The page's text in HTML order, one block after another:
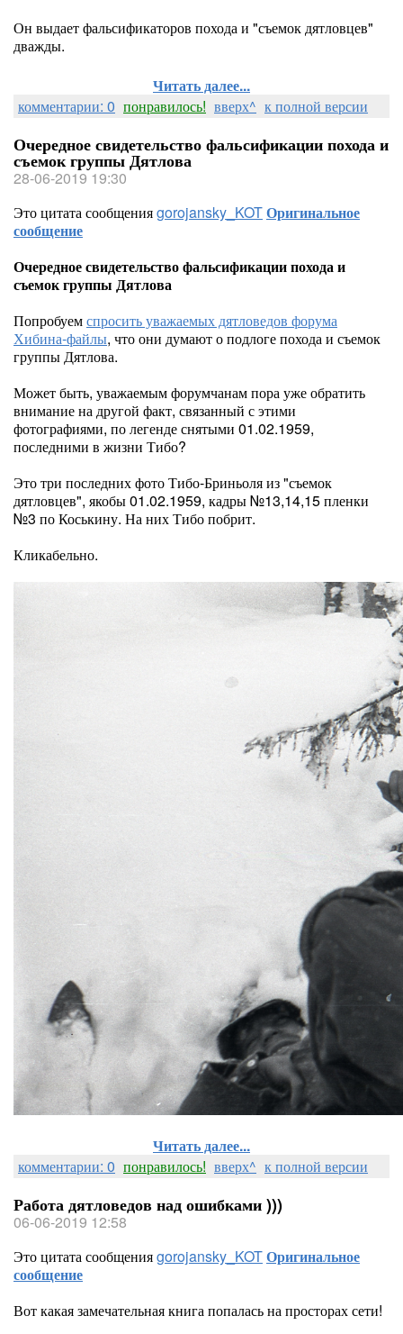
Он выдает фальсификаторов похода и "съемок дятловцев"
дважды.
Читать далее...
комментарии: 0 понравилось! вверх^ к полной версии
Очередное свидетельство фальсификации похода и
съемок группы Дятлова
28-06-2019 19:30
Это цитата сообщенияgorojansky_KOTОригинальное
сообщение
Очередное свидетельство фальсификации похода и
съемок группы Дятлова
Попробуемспросить уважаемых дятловедов форума
Хибина-файлы, что они думают о подлоге похода и съемок
группы Дятлова.
Может быть, уважаемым форумчанам пора уже обратить
внимание на другой факт, связанный с этими
фотографиями, по легенде снятыми 01.02.1959,
последними в жизни Тибо?
Это три последних фото Тибо-Бриньоля из "съемок
дятловцев", якобы 01.02.1959, кадры №13,14,15 пленки
№3 по Коськину. На них Тибо побрит.
Кликабельно.
Читать далее...
комментарии: 0 понравилось! вверх^ к полной версии
Работа дятловедов над ошибками )))
06-06-2019 12:58
Это цитата сообщенияgorojansky_KOTОригинальное
сообщение
Вот какая замечательная книга попалась на просторах сети!